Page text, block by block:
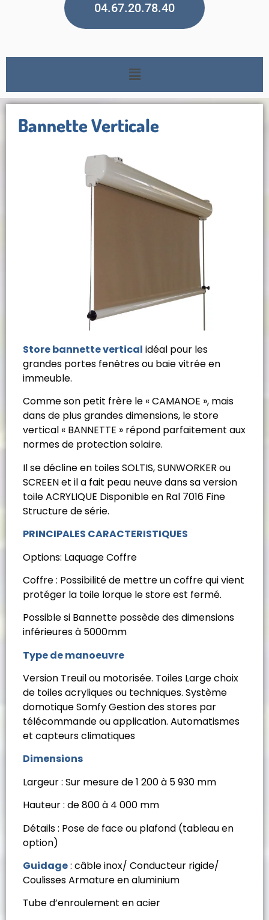
04.67.20.78.40
Bannette Verticale
Store bannette vertical idéal pour les
grandes portes fenêtres ou baie vitrée en
immeuble.
Comme son petit frère le « CAMANOE », mais
dans de plus grandes dimensions, le store
vertical « BANNETTE » répond parfaitement aux
normes de protection solaire.
Il se décline en toiles SOLTIS, SUNWORKER ou
SCREEN et il a fait peau neuve dans sa version
toile ACRYLIQUE Disponible en Ral 7016 Fine
Structure de série.
PRINCIPALES CARACTERISTIQUES
Options: Laquage Coffre
Coffre : Possibilité de mettre un coffre qui vient
protéger la toile lorque le store est fermé.
Possible si Bannette possède des dimensions
inférieures à 5000mm
Type de manoeuvre
Version Treuil ou motorisée. Toiles Large choix
de toiles acryliques ou techniques. Système
domotique Somfy Gestion des stores par
télécommande ou application. Automatismes
et capteurs climatiques
Dimensions
Largeur : Sur mesure de 1 200 à 5 930 mm
Hauteur : de 800 à 4 000 mm
Détails : Pose de face ou plafond (tableau en
option)
Guidage: câble inox/ Conducteur rigide/
Coulisses Armature en aluminium
Tube d’enroulement en acier